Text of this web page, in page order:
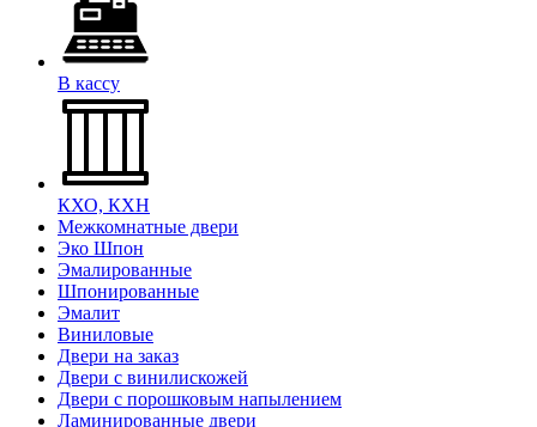
В кассу
КХО, КХН
Межкомнатные двери
Эко Шпон
Эмалированные
Шпонированные
Эмалит
Виниловые
Двери на заказ
Двери с винилискожей
Двери с порошковым напылением
Ламинированные двери